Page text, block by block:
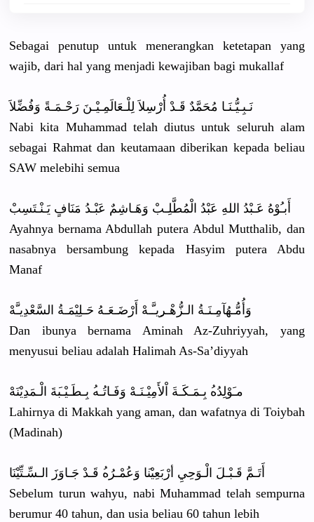
Sebagai penutup untuk menerangkan ketetapan yang
wajib, dari hal yang menjadi kewajiban bagi mukallaf
نَـبِـيُّـنَـا مُحَمَّدٌ قَـدْ أُرْسِلاَ لِلْـعَالَمِـيْـنَ رَحْـمَـةً وَفُضِّلاَ
Nabi kita Muhammad telah diutus untuk seluruh alam
sebagai Rahmat dan keutamaan diberikan kepada beliau
SAW melebihi semua
أَبـُوْهُ عَـبْدُ اللهِ عَبْدُ الْمُطَّلِـبْ وَهَـاشِمٌ عَبْـدُ مَنَافٍ يَـنْـتَسِبْ
Ayahnya bernama Abdullah putera Abdul Mutthalib, dan
nasabnya bersambung kepada Hasyim putera Abdu
Manaf
وَأُمُّـهُآمِـنَـةُ الـزُّهْـر ِيـَّـهْ أَرْضَـعَـهُ حَـلِيْمَـةُ السَّعْدِيـَّهْ
Dan ibunya bernama Aminah Az-Zuhriyyah, yang
menyusui beliau adalah Halimah As-Sa’diyyah
مـَوْلِدُه ُ بِـمَـكَـة َ اْلأَمِيْـنَـهْ وَفَـاتُـه ُ بِـطَـيْـبَةَ الْـمَدِيْنَهْ
Lahirnya di Makkah yang aman, dan wafatnya di Toiybah
(Madinah)
أَتَـمَّ قَـبْـلَ الْـوَحِيِ أرْبَعِيْنَا وَعُمْـرُه ُ قَـدْ جَـاوَزَ الـسِّـتِّيْنَا
Sebelum turun wahyu, nabi Muhammad telah sempurna
berumur 40 tahun, dan usia beliau 60 tahun lebih